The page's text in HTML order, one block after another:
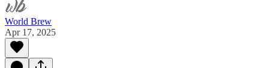
World Brew
Apr 17, 2025